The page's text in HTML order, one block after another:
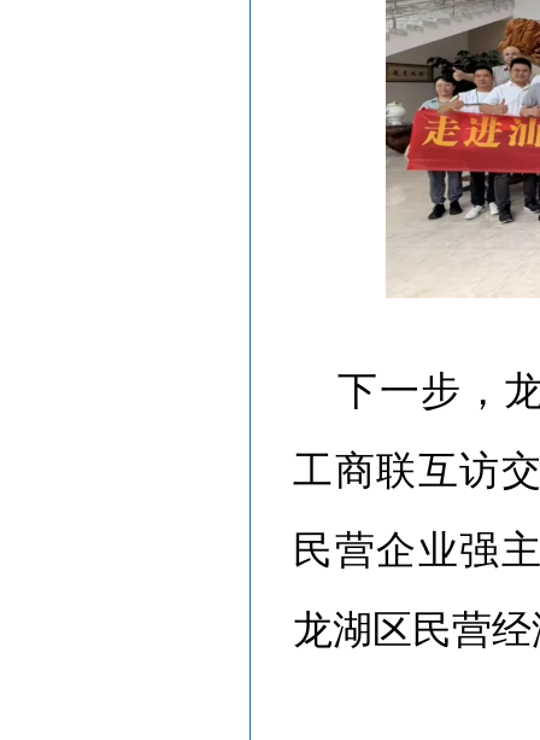
下一步，
工商联互访
民营企业强
龙湖区民营